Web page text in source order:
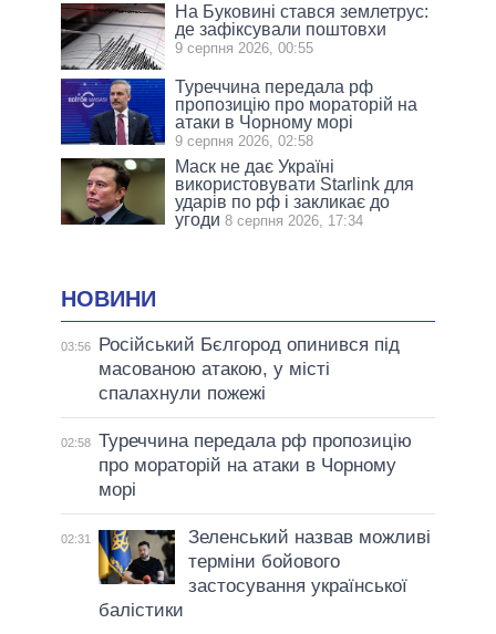
На Буковині стався землетрус:
де зафіксували поштовхи
9 серпня 2026, 00:55
Туреччина передала рф
пропозицію про мораторій на
атаки в Чорному морі
9 серпня 2026, 02:58
Маск не дає Україні
використовувати Starlink для
ударів по рф і закликає до
угоди 8 серпня 2026, 17:34
НОВИНИ
03:56
Російський Бєлгород опинився під
масованою атакою, у місті
спалахнули пожежі
02:58 Туреччина передала рф пропозицію
про мораторій на атаки в Чорному
морі
02:31
Зеленський назвав можливі
терміни бойового
застосування української
балістики